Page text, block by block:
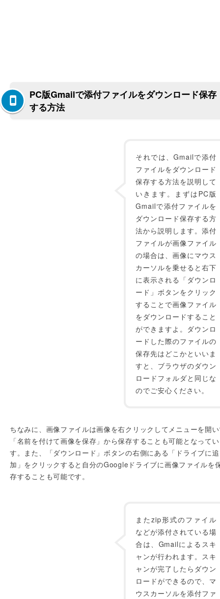
PC版Gmailで添付ファイルをダウンロード保存
する方法
それでは、Gmailで添付
ファイルをダウンロード
保存する方法を説明して
いきます。まずはPC版
Gmailで添付ファイルを
ダウンロード保存する方
法から説明します。添付
ファイルが画像ファイル
の場合は、画像にマウス
カーソルを乗せると右下
に表示される「ダウンロ
ード」ボタンをクリック
することで画像ファイル
をダウンロードすること
ができますよ。ダウンロ
ードした際のファイルの
保存先はどこかといいま
すと、ブラウザのダウン
ロードフォルダと同じな
のでご安心ください。
ちなみに、画像ファイルは画像を右クリックしてメニューを開
「名前を付けて画像を保存」から保存することも可能となって
す。また、「ダウンロード」ボタンの右側にある「ドライブに追
加」をクリックすると自分のGoogleドライブに画像ファイルを
存することも可能です。
またzip形式のファイル
などが添付されている場
合は、Gmailによるスキ
ャンが行われます。スキ
ャンが完了したらダウン
ロードができるので、マ
ウスカーソルを添付ファ